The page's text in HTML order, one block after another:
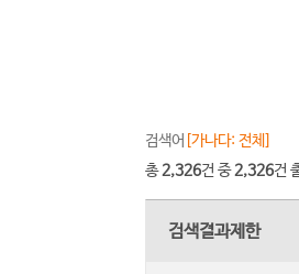
검색어 [가나다: 전체]
검색결과제한
총2,326건 중2,326건